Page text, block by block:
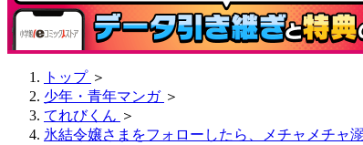
トップ ＞
少年・青年マンガ ＞
てれびくん ＞
氷結令嬢さまをフォローしたら、メチャメチャ